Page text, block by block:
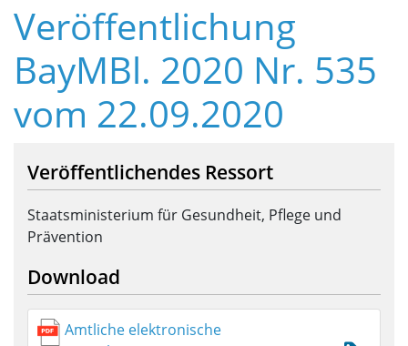
Veröffentlichung
BayMBl. 2020 Nr. 535
vom 22.09.2020
Veröffentlichendes Ressort
Staatsministerium für Gesundheit, Pflege und
Prävention
Download
Amtliche elektronische